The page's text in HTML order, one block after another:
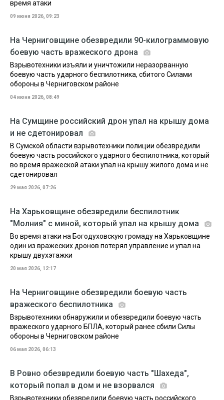
время атаки
09 июня 2026, 09:23
На Черниговщине обезвредили 90-килограммовую
боевую часть вражеского дрона
Взрывотехники изъяли и уничтожили неразорванную
боевую часть ударного беспилотника, сбитого Силами
обороны в Черниговском районе
04 июня 2026, 08:49
На Сумщине российский дрон упал на крышу дома
и не сдетонировал
В Сумской области взрывотехники полиции обезвредили
боевую часть российского ударного беспилотника, который
во время вражеской атаки упал на крышу жилого дома и не
сдетонировал
29 мая 2026, 07:26
На Харьковщине обезвредили беспилотник
"Молния" с миной, который упал на крышу дома
Во время атаки на Богодуховскую громаду на Харьковщине
один из вражеских дронов потерял управление и упал на
крышу двухэтажки
20 мая 2026, 12:17
На Черниговщине обезвредили боевую часть
вражеского беспилотника
Взрывотехники обнаружили и обезвредили боевую часть
вражеского ударного БПЛА, который ранее сбили Силы
обороны в Черниговском районе
06 мая 2026, 06:13
В Ровно обезвредили боевую часть "Шахеда",
который попал в дом и не взорвался
Взрывотехники обезвредили боевую часть российского